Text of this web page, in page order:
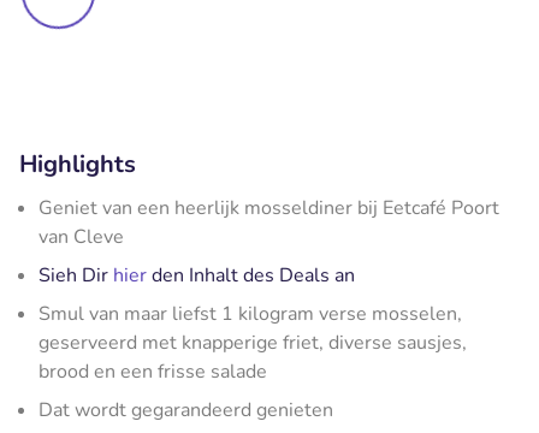
Highlights
Geniet van een heerlijk mosseldiner bij Eetcafé Poort
van Cleve
Sieh Dir hierden Inhalt des Deals an
Smul van maar liefst 1 kilogram verse mosselen,
geserveerd met knapperige friet, diverse sausjes,
brood en een frisse salade
Dat wordt gegarandeerd genieten